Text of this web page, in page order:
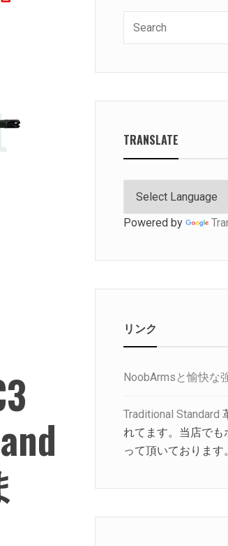
TRANSLATE
Powered by
リンク
NoobArmsと愉快な
Traditional Standard
れてます。当店で
って頂いております。